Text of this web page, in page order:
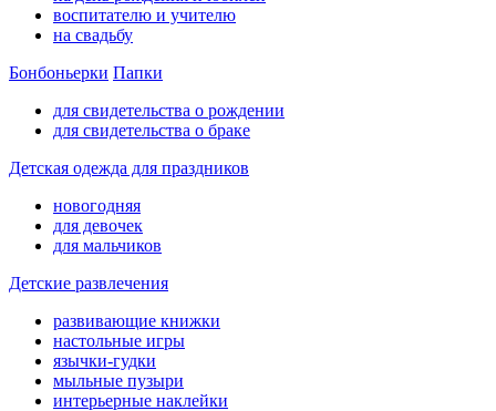
воспитателю и учителю
на свадьбу
Бонбоньерки Папки
для свидетельства о рождении
для свидетельства о браке
Детская одежда для праздников
новогодняя
для девочек
для мальчиков
Детские развлечения
развивающие книжки
настольные игры
язычки-гудки
мыльные пузыри
интерьерные наклейки